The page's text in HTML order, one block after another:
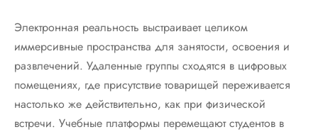
Электронная реальность выстраивает целиком
иммерсивные пространства для занятости, освоения и
развлечений. Удаленные группы сходятся в цифровых
помещениях, где присутствие товарищей переживается
настолько же действительно, как при физической
встречи. Учебные платформы перемещают студентов в